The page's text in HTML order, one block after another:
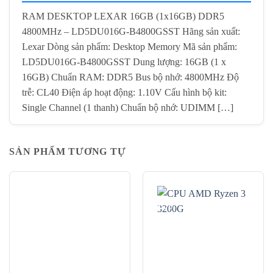
RAM DESKTOP LEXAR 16GB (1x16GB) DDR5
4800MHz – LD5DU016G-B4800GSST Hãng sản xuất:
Lexar Dòng sản phẩm: Desktop Memory Mã sản phẩm:
LD5DU016G-B4800GSST Dung lượng: 16GB (1 x
16GB) Chuẩn RAM: DDR5 Bus bộ nhớ: 4800MHz Độ
trễ: CL40 Điện áp hoạt động: 1.10V Cấu hình bộ kit:
Single Channel (1 thanh) Chuẩn bộ nhớ: UDIMM […]
SẢN PHẨM TƯƠNG TỰ
-32%